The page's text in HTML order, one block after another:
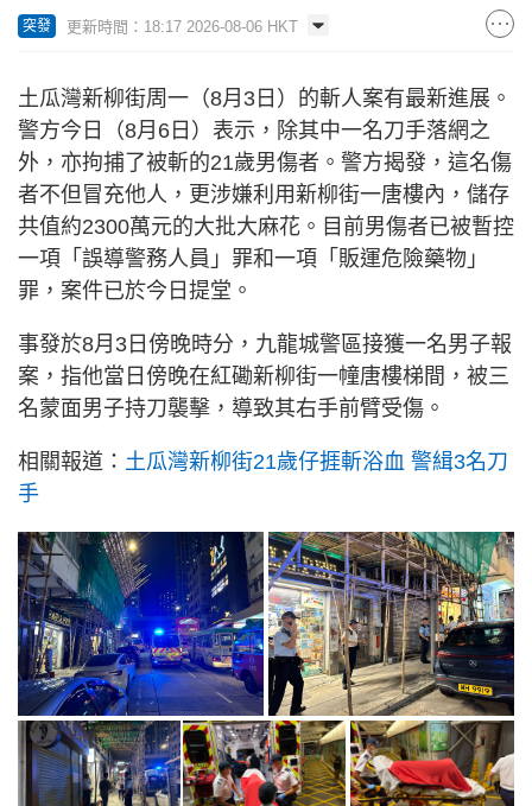
突發 更新時間：18:17 2026-08-06 HKT
土瓜灣新柳街周一（8月3日）的斬人案有最新進展。
警方今日（8月6日）表示，除其中一名刀手落網之
外，亦拘捕了被斬的21歲男傷者。警方揭發，這名傷
者不但冒充他人，更涉嫌利用新柳街一唐樓內，儲存
共值約2300萬元的大批大麻花。目前男傷者已被暫控
一項「誤導警務人員」罪和一項「販運危險藥物」
罪，案件已於今日提堂。
事發於8月3日傍晚時分，九龍城警區接獲一名男子報
案，指他當日傍晚在紅磡新柳街一幢唐樓梯間，被三
名蒙面男子持刀襲擊，導致其右手前臂受傷。
相關報道： 土瓜灣新柳街21歲仔捱斬浴血 警緝3名刀
手